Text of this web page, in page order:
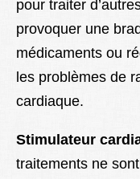
pour traiter
provoquer une
médicaments ou
les problèmes de
cardiaque.
Stimulateur
traitements ne